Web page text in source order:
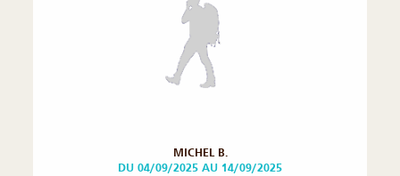
MICHEL B.
DU 04/09/2025 AU 14/09/2025